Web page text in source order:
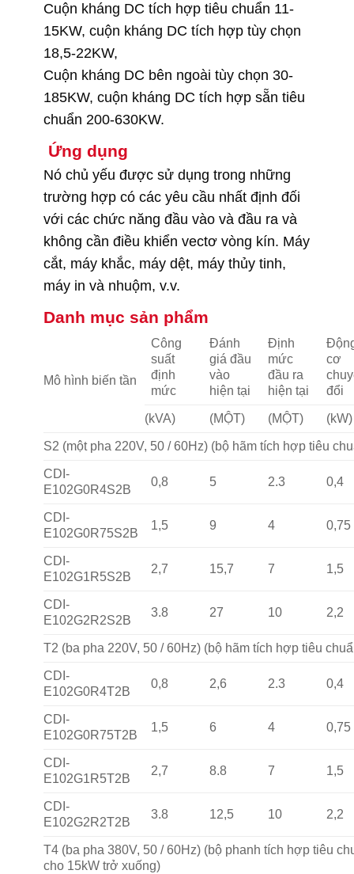
Cuộn kháng DC tích hợp tiêu chuẩn 11-
15KW, cuộn kháng DC tích hợp tùy chọn
18,5-22KW,
Cuộn kháng DC bên ngoài tùy chọn 30-
185KW, cuộn kháng DC tích hợp sẵn tiêu
chuẩn 200-630KW.
Ứng dụng
Nó chủ yếu được sử dụng trong những
trường hợp có các yêu cầu nhất định đối
với các chức năng đầu vào và đầu ra và
không cần điều khiển vectơ vòng kín. Máy
cắt, máy khắc, máy dệt, máy thủy tinh,
máy in và nhuộm, v.v.
Danh mục sản phẩm
Mô hình biến tần
Công
suất
định
mức
Đánh
giá đầu
vào
hiện tại
Định
mức
đầu ra
hiện tại
cơ
đổi
(kVA) (MỘT) (MỘT) (kW)
S2 (một pha 220V, 50 / 60Hz) (bộ hãm tích hợp tiêu
CDI-
E102G0R4S2B
0,8 5 2.3 0,4
CDI-
E102G0R75S2B
1,5 9 4 0,75
CDI-
E102G1R5S2B
2,7 15,7 7 1,5
CDI-
E102G2R2S2B
3.8 27 10 2,2
T2 (ba pha 220V, 50 / 60Hz) (bộ hãm tích hợp tiêu
CDI-
E102G0R4T2B
0,8 2,6 2.3 0,4
CDI-
E102G0R75T2B
1,5 6 4 0,75
CDI-
E102G1R5T2B
2,7 8.8 7 1,5
CDI-
E102G2R2T2B
3.8 12,5 10 2,2
T4 (ba pha 380V, 50 / 60Hz) (bộ phanh tích hợp tiêu
cho 15kW trở xuống)